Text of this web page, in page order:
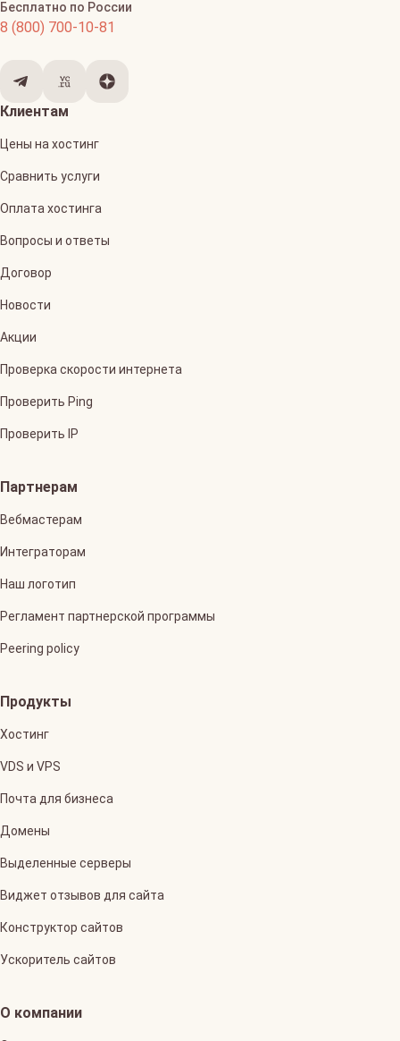
Бесплатно по России
8 (800) 700-10-81
Клиентам
Цены на хостинг
Сравнить услуги
Оплата хостинга
Вопросы и ответы
Договор
Новости
Акции
Проверка скорости интернета
Проверить Ping
Проверить IP
Партнерам
Вебмастерам
Интеграторам
Наш логотип
Регламент партнерской программы
Peering policy
Продукты
Хостинг
VDS и VPS
Почта для бизнеса
Домены
Выделенные серверы
Виджет отзывов для сайта
Конструктор сайтов
Ускоритель сайтов
О компании